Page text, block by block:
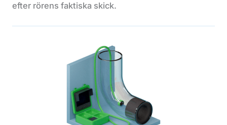
efter rörens faktiska skick.